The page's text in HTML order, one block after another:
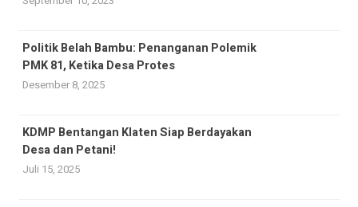
Politik Belah Bambu: Penanganan Polemik
PMK 81, Ketika Desa Protes
Desember 8, 2025
KDMP Bentangan Klaten Siap Berdayakan
Desa dan Petani!
Juli 15, 2025